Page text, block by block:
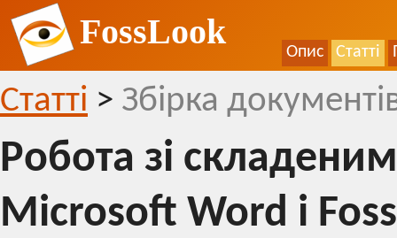
FossLook
Опис Статті
Статті > Збірка
Робота зі
Microsoft Word і